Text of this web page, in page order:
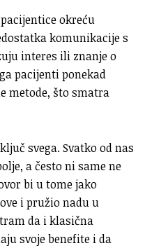
okreću
komunikacije s
interes ili znanje o
pacijenti ponekad
metode, što smatra
svega. Svatko od nas
a često ni same ne
bi u tome jako
i pružio nadu u
da i klasična
svoje benefite i da